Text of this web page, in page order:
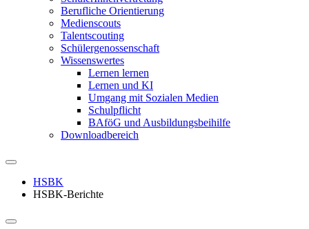
Berufliche Orientierung
Medienscouts
Talentscouting
Schüler­genossen­schaft
Wissenswertes
Lernen lernen
Lernen und KI
Umgang mit Sozialen Medien
Schulpflicht
BAföG und Ausbildungsbeihilfe
Downloadbereich
HSBK
HSBK-Berichte